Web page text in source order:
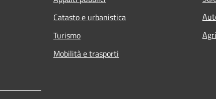
Catasto e urbanistica
Turismo
Mobilità e trasporti